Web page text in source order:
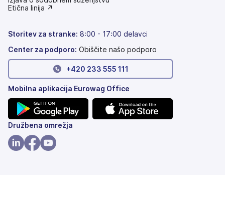
se
zavihku)
(odpre
novem
Etična linija ↗
Storitev za stranke: 8:00 - 17:00 delavci
Center za podporo: Obiščite našo podporo
+420 233 555 111
Mobilna aplikacija Eurowag Office
(odpre
se
v
Družbena omrežja